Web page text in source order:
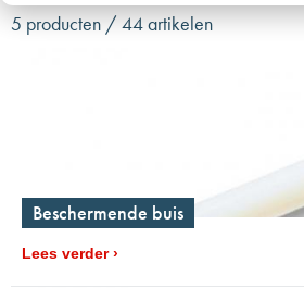
5 producten / 44 artikelen
Beschermende buis
Lees verder